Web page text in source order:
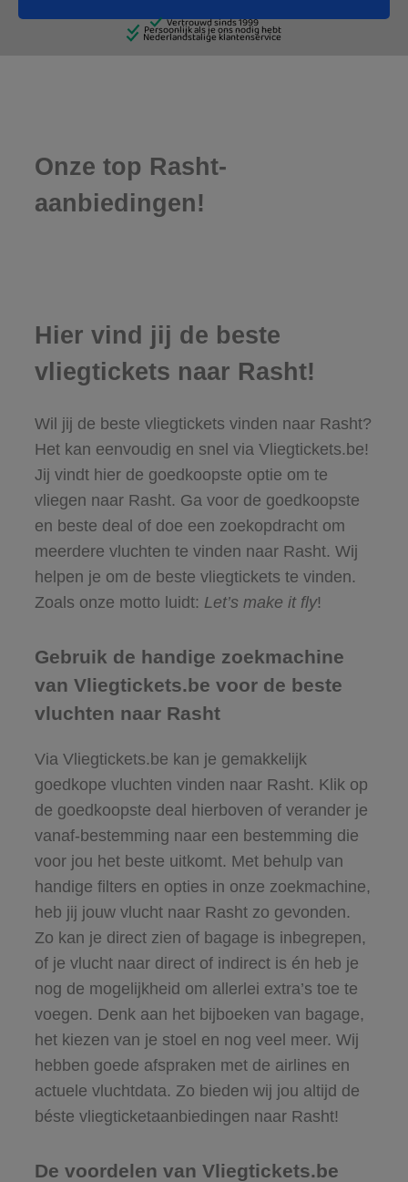
Onze top Rasht-
aanbiedingen!
Hier vind jij de beste
vliegtickets naar Rasht!
Wil jij de beste vliegtickets vinden naar Rasht?
Het kan eenvoudig en snel via Vliegtickets.be!
Jij vindt hier de goedkoopste optie om te
vliegen naar Rasht. Ga voor de goedkoopste
en beste deal of doe een zoekopdracht om
meerdere vluchten te vinden naar Rasht. Wij
helpen je om de beste vliegtickets te vinden.
Zoals onze motto luidt: Let’s make it fly!
Gebruik de handige zoekmachine
van Vliegtickets.be voor de beste
vluchten naar Rasht
Via Vliegtickets.be kan je gemakkelijk
goedkope vluchten vinden naar Rasht. Klik op
de goedkoopste deal hierboven of verander je
vanaf-bestemming naar een bestemming die
voor jou het beste uitkomt. Met behulp van
handige filters en opties in onze zoekmachine,
heb jij jouw vlucht naar Rasht zo gevonden.
Zo kan je direct zien of bagage is inbegrepen,
of je vlucht naar direct of indirect is én heb je
nog de mogelijkheid om allerlei extra’s toe te
voegen. Denk aan het bijboeken van bagage,
het kiezen van je stoel en nog veel meer. Wij
hebben goede afspraken met de airlines en
actuele vluchtdata. Zo bieden wij jou altijd de
béste vliegticketaanbiedingen naar Rasht!
De voordelen van Vliegtickets.be